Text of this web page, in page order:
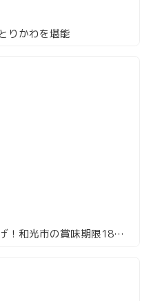
りかわを堪能
ノリで選んだら大当たり。急げ！和光市の賞味期限180秒レバー串